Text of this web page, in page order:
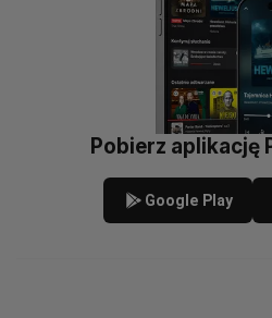
Pobierz aplikację
Google Play